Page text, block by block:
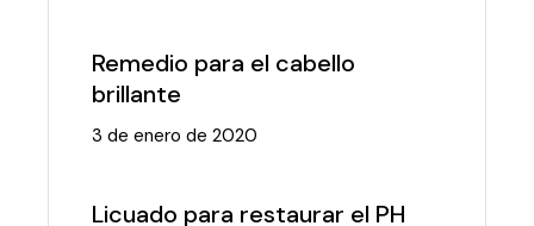
Remedio para el cabello
brillante
3 de enero de 2020
Licuado para restaurar el PH